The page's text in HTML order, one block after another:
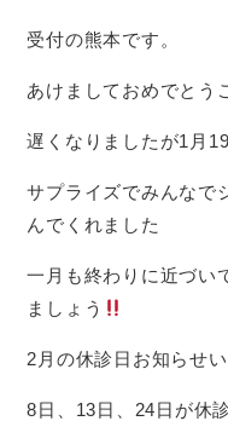
受付の熊本です。
あけましておめでとう
遅くなりましたが1月
サプライズでみんなで
んでくれました
一月も終わりに近づい
ましょう
2月の休診日お知らせい
8日、13日、24日が休